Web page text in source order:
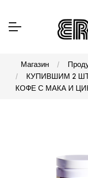
Магазин
КУПИВШИМ 2
КОФЕ С МАКА И